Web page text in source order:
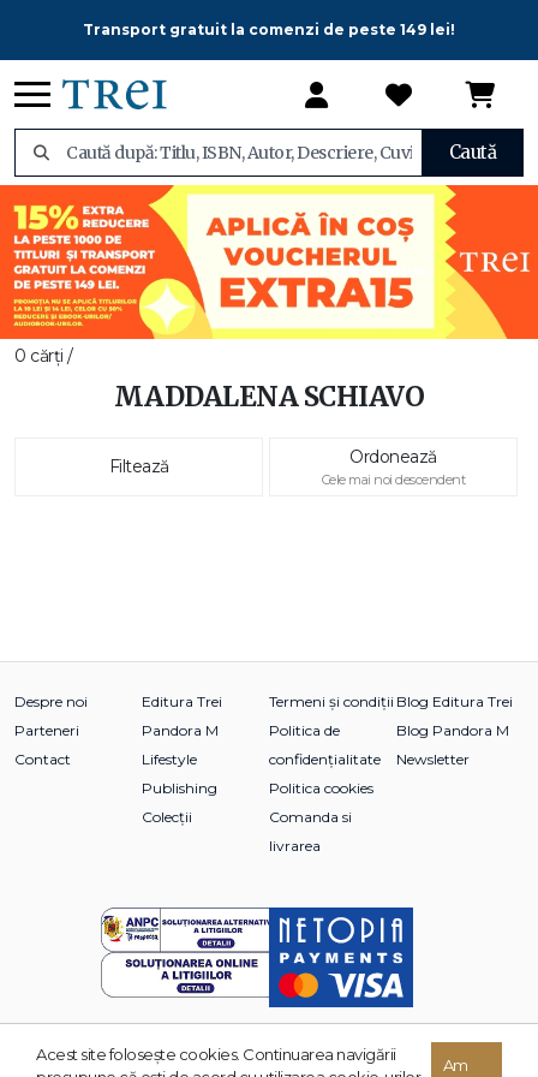
Transport gratuit la comenzi de peste 149 lei!
Caută
0 cărți /
MADDALENA SCHIAVO
Filtează Ordonează
Cele mai noi descendent
Despre noi
Parteneri
Contact
Editura Trei
Pandora M
Lifestyle
Publishing
Colecții
Termeni și condiții
Politica de
confidențialitate
Politica cookies
Comanda si
livrarea
Blog Editura Trei
Blog Pandora M
Newsletter
© 2026 Grupul Editorial TREI. Toate drepturile rezervate.
Acest site foloseşte cookies. Continuarea navigării
Am